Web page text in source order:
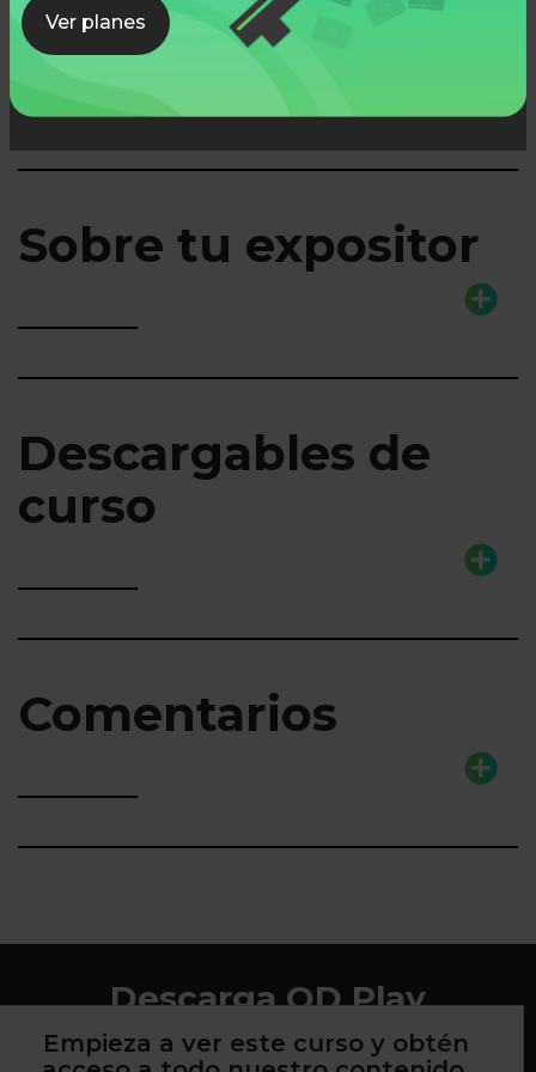
Ver planes
Lo que aprenderás
Sobre tu expositor
Descargables de
curso
Comentarios
Empieza a ver este curso y obtén
Descarga QD Play